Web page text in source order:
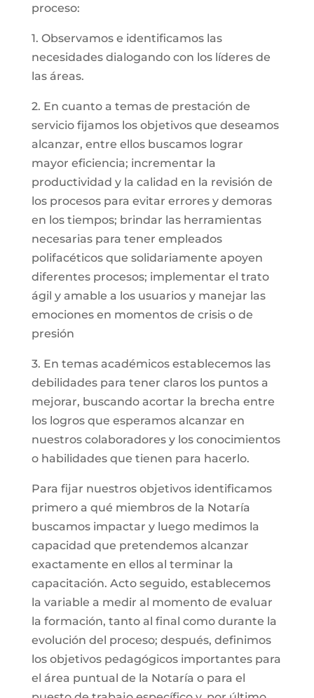
proceso:
1. Observamos e identificamos las
necesidades dialogando con los líderes de
las áreas.
2. En cuanto a temas de prestación de
servicio fijamos los objetivos que deseamos
alcanzar, entre ellos buscamos lograr
mayor eficiencia; incrementar la
productividad y la calidad en la revisión de
los procesos para evitar errores y demoras
en los tiempos; brindar las herramientas
necesarias para tener empleados
polifacéticos que solidariamente apoyen
diferentes procesos; implementar el trato
ágil y amable a los usuarios y manejar las
emociones en momentos de crisis o de
presión
3. En temas académicos establecemos las
debilidades para tener claros los puntos a
mejorar, buscando acortar la brecha entre
los logros que esperamos alcanzar en
nuestros colaboradores y los conocimientos
o habilidades que tienen para hacerlo.
Para fijar nuestros objetivos identificamos
primero a qué miembros de la Notaría
buscamos impactar y luego medimos la
capacidad que pretendemos alcanzar
exactamente en ellos al terminar la
capacitación. Acto seguido, establecemos
la variable a medir al momento de evaluar
la formación, tanto al final como durante la
evolución del proceso; después, definimos
los objetivos pedagógicos importantes para
el área puntual de la Notaría o para el